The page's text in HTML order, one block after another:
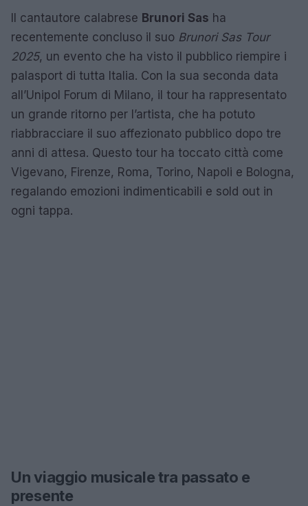
Il cantautore calabrese Brunori Sas ha
recentemente concluso il suo Brunori Sas Tour
2025, un evento che ha visto il pubblico riempire i
palasport di tutta Italia. Con la sua seconda data
all’Unipol Forum di Milano, il tour ha rappresentato
un grande ritorno per l’artista, che ha potuto
riabbracciare il suo affezionato pubblico dopo tre
anni di attesa. Questo tour ha toccato città come
Vigevano, Firenze, Roma, Torino, Napoli e Bologna,
regalando emozioni indimenticabili e sold out in
ogni tappa.
Un viaggio musicale tra passato e
presente